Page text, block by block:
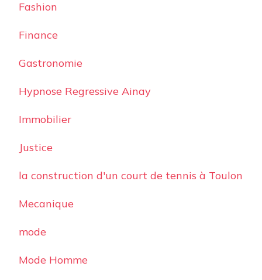
Fashion
Finance
Gastronomie
Hypnose Regressive Ainay
Immobilier
Justice
la construction d'un court de tennis à Toulon
Mecanique
mode
Mode Homme